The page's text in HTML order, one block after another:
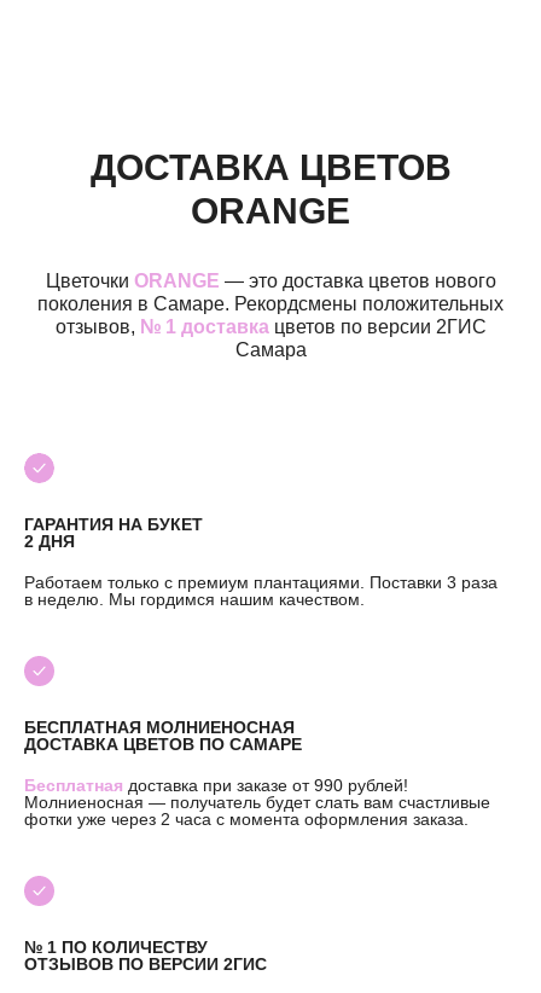
ДОСТАВКА ЦВЕТОВ
ORANGE
Цветочки ORANGE — это доставка цветов нового
поколения в Самаре. Рекордсмены положительных
отзывов, № 1 доставкацветов по версии 2ГИС
Самара
ГАРАНТИЯ НА БУКЕТ
2 ДНЯ
Работаем только с премиум плантациями. Поставки 3 раза
в неделю. Мы гордимся нашим качеством.
БЕСПЛАТНАЯ МОЛНИЕНОСНАЯ
ДОСТАВКА ЦВЕТОВ ПО САМАРЕ
Бесплатная доставка при заказе от 990 рублей!
Молниеносная — получатель будет слать вам счастливые
фотки уже через 2 часа с момента оформления заказа.
№ 1 ПО КОЛИЧЕСТВУ
ОТЗЫВОВ ПО ВЕРСИИ 2ГИС
ПО ЦЕНЕ
Контакты
3—5к
5—7к
7—10к
Свидание
Подружке
Просто так
согласие на обработку
персональных данных
согласие на получение
рекламных и информационных
ИП Николаев Александр Сергеевич
ИНН 631307579272